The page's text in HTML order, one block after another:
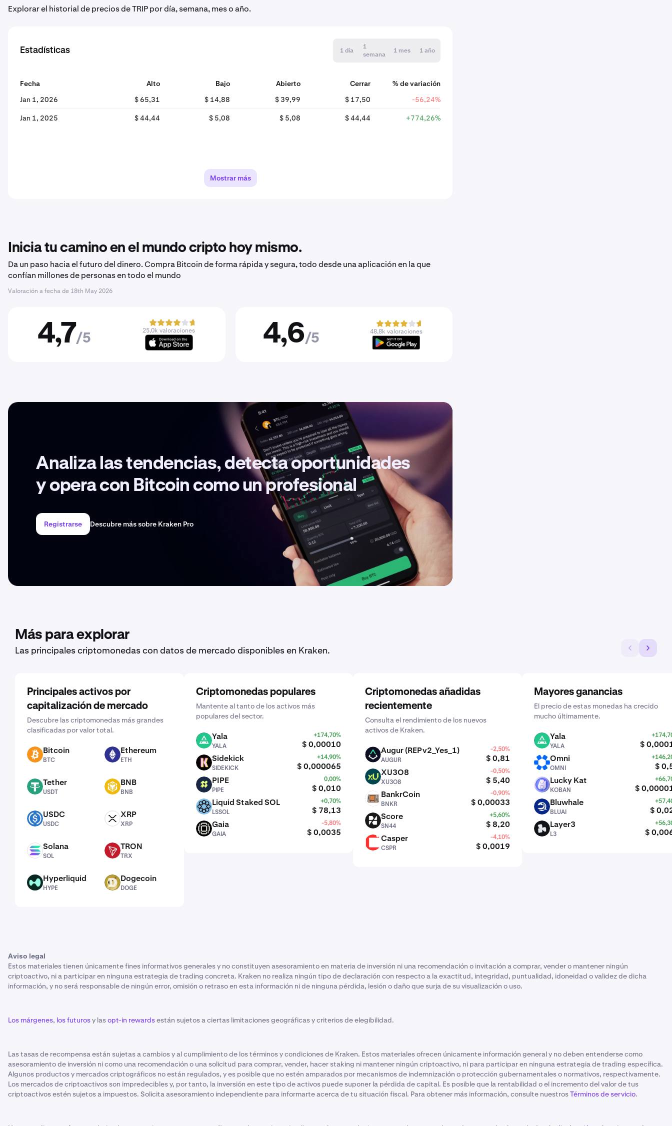
Explorar el historial de precios de TRIP por día, semana, mes o año.
Estadísticas 1 día
1
semana
1 mes 1 año
Fecha Alto Bajo Abierto Cerrar
% de variación
Jan 1, 2026
$ 65,31 $ 14,88 $ 39,99 $ 17,50 -56,24%
Jan 1, 2025 $ 44,44 $ 5,08 $ 5,08 $ 44,44 +774,26%
Mostrar más
Inicia tu camino en el mundo cripto hoy mismo.
Da un paso hacia el futuro del dinero. Compra Bitcoin de forma rápida y segura, todo desde una aplicación en la que
confían millones de personas en todo el mundo
Valoración a fecha de 18th May 2026
4,7/5
25,0k valoraciones 4,6/5
48,8k valoraciones
Analiza las tendencias, detecta oportunidades
y opera con Bitcoin como un profesional
Registrarse Descubre más sobre Kraken Pro
Más para explorar
Las principales criptomonedas con datos de mercado disponibles en Kraken.
Principales activos por
capitalización de mercado
Descubre las criptomonedas más grandes
clasificadas por valor total.
BTC Bitcoin
BTC
ETH Ethereum
ETH
USDT Tether
USDT
BNB BNB
BNB
USDC USDC
USDC
XRP XRP
XRP
SOL Solana
SOL
TRX TRON
TRX
HYPE Hyperliquid
HYPE
DOGE Dogecoin
DOGE
Criptomonedas populares
Mantente al tanto de los activos más
populares del sector.
YALA Yala
YALA
+174,70%
$ 0,00010
SIDEKICKSidekick
SIDEKICK
+14,90%
$ 0,000065
PIPE PIPE
PIPE
0,00%
$ 0,010
LSSOL Liquid Staked SOL
LSSOL
+0,70%
$ 78,13
Gaia
GAIA
-5,80%
$ 0,0035
Criptomonedas añadidas
recientemente
Consulta el rendimiento de los nuevos
activos de Kraken.
AUGUR Augur (REPv2_Yes_1)
AUGUR
-2,50%
$ 0,81
XU3O8 XU3O8
XU3O8
-0,50%
$ 5,40
BNKR BankrCoin
BNKR
-0,90%
$ 0,00033
SN44 Score
SN44
+5,60%
$ 8,20
Casper
CSPR
-4,10%
$ 0,0019
Mayores ganancias
El precio de estas monedas ha crecido
mucho últimamente.
YALA Yala
YALA $
Omni
OMNI $
KOBAN Lucky Kat
KOBAN $
BLUAI Bluwhale
BLUAI $
L3 Layer3
L3 $
Aviso legal
Estos materiales tienen únicamente fines informativos generales y no constituyen asesoramiento en materia de inversión ni una recomendación o invitación a comprar, vender o mantener ningún
criptoactivo, ni a participar en ninguna estrategia de trading concreta. Kraken no realiza ningún tipo de declaración con respecto a la exactitud, integridad, puntualidad, idoneidad o validez de dicha
información, y no será responsable de ningún error, omisión o retraso en esta información ni de ninguna pérdida, lesión o daño que surja de su visualización o uso.
Los márgenes, los futurosy lasopt-in rewardsestán sujetos a ciertas limitaciones geográficas y criterios de elegibilidad.
Las tasas de recompensa están sujetas a cambios y al cumplimiento de los términos y condiciones de Kraken. Estos materiales ofrecen únicamente información general y no deben entenderse como
asesoramiento de inversión ni como una recomendación o una solicitud para comprar, vender, hacer staking ni mantener ningún criptoactivo, ni para participar en ninguna estrategia de trading específica.
Algunos productos y mercados criptográficos no están regulados, y es posible que no estén amparados por mecanismos de indemnización o protección gubernamentales o normativos, respectivamente.
Los mercados de criptoactivos son impredecibles y, por tanto, la inversión en este tipo de activos puede suponer la pérdida de capital. Es posible que la rentabilidad o el incremento del valor de tus
criptoactivos estén sujetos a impuestos. Solicita asesoramiento independiente para informarte acerca de tu situación fiscal. Para obtener más información, consulte nuestrosTérminos de servicio.